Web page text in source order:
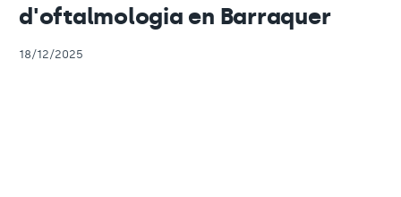
d'oftalmologia en Barraquer
18/12/2025